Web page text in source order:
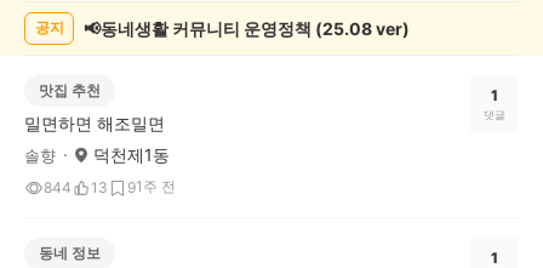
공지 📢동네생활 커뮤니티 운영정책 (25.08 ver)
맛집 추천
밀면하면 해조밀면
솔향 덕천제1동
844 13 91주 전
1
댓글
동네 정보 1